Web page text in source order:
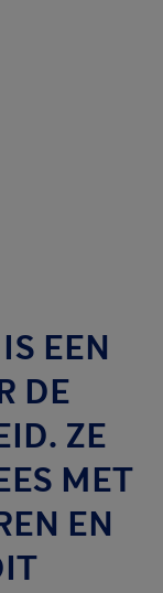
EEN
DE
ZE
MET
EN